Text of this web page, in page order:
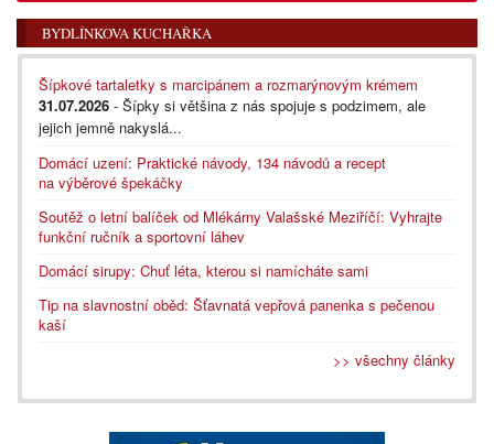
BYDLÍNKOVA KUCHAŘKA
Šípkové tartaletky s marcipánem a rozmarýnovým krémem
31.07.2026 - Šípky si většina z nás spojuje s podzimem, ale
jejich jemně nakyslá...
Domácí uzení: Praktické návody, 134 návodů a recept
na výběrové špekáčky
Soutěž o letní balíček od Mlékárny Valašské Meziříčí: Vyhrajte
funkční ručník a sportovní láhev
Domácí sirupy: Chuť léta, kterou si namícháte sami
Tip na slavnostní oběd: Šťavnatá vepřová panenka s pečenou
kaší
>> všechny články